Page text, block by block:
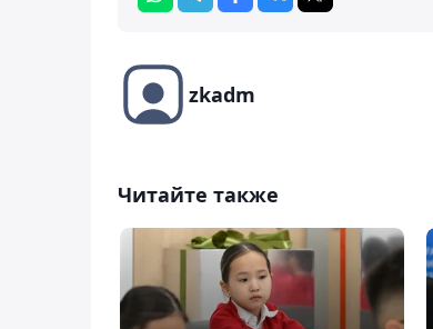
zkadm
Читайте также